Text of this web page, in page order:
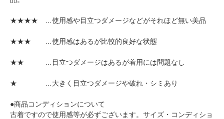
★★★★ …使用感や目立つダメージなどがそれほど無い美品
★★★ …使用感はあるが比較的良好な状態
★★ …目立つダメージはあるが着用には問題なし
★ …大きく目立つダメージや破れ・シミあり
●商品コンディションについて
古着ですので使用感等が必ずございます。サイズ・コンディショ